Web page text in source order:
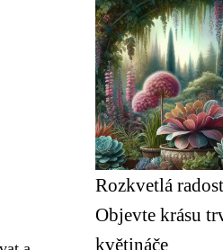
Rozkvetlá
Objevte krásu
květináče